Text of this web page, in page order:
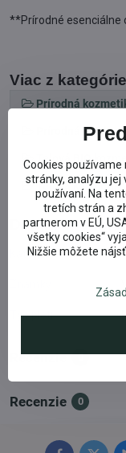
**Prírodné esenciálne
Viac z kategórie
Prírodná
Prírodná BIO
Telová BIO
Telová kozmetika
Doplnkové
Kategória:
Typ pleti:
Recenzie 0
Recenzie 0
Cookies
stránky, analýzu jej
používaní. Na
tretích strán a
partnerom v EÚ,
všetky cookies“
Nižšie môžete